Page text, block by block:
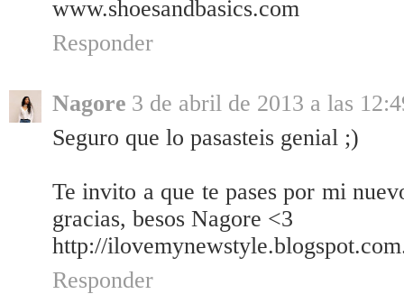
www.shoesandbasics.com
Responder
Nagore 3 de abril de 2013 a las
Seguro que lo pasasteis genial ;)
Te invito a que te pases por mi
gracias, besos Nagore <3
http://
Responder